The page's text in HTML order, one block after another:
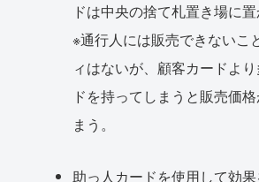
ドは中央の捨て札置き場に置
※通行人には販売できないこ
ィはないが、顧客カードよ
ドを持ってしまうと販売価
まう。
助っ人カードを使用して効果